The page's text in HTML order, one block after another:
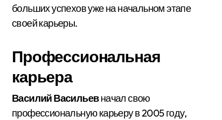
больших успехов уже на начальном этапе
своей карьеры.
Профессиональная
карьера
Василий Васильевначал свою
профессиональную карьеру в 2005 году,